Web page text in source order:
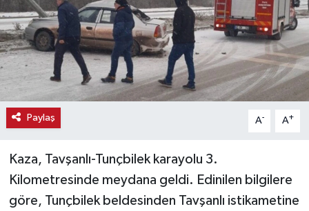
Paylaş A- A+
Kaza, Tavşanlı-Tunçbilek karayolu 3.
Kilometresinde meydana geldi. Edinilen bilgilere
göre, Tunçbilek beldesinden Tavşanlı istikametine
Magazin
Resmi İlanlar
Sağlık
Seri İlan
Siyaset
Spor